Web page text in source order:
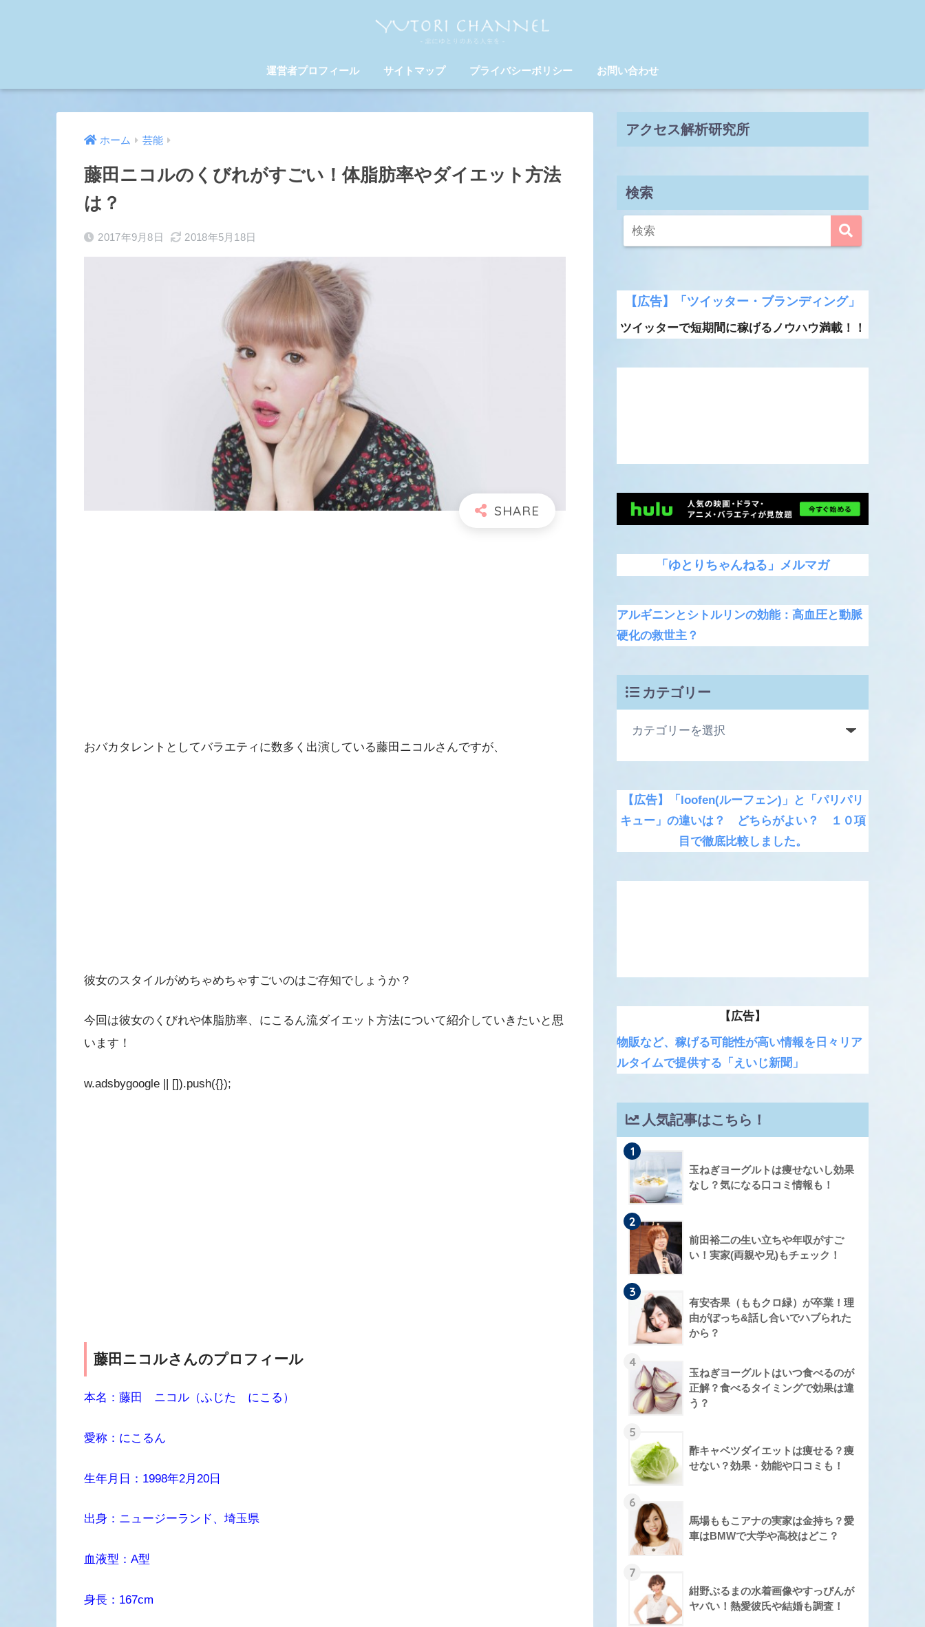
運営者プロフィール サイトマップ プライバシーポリシー お問い合わせ
ホーム 芸能
藤田ニコルのくびれがすごい！体脂肪率やダイエット方法
は？
2017年9月8日 2018年5月18日
おバカタレントとしてバラエティに数多く出演している藤田ニコルさんですが、
彼女のスタイルがめちゃめちゃすごいのはご存知でしょうか？
今回は彼女のくびれや体脂肪率、にこるん流ダイエット方法について紹介していきたいと思
います！
w.adsbygoogle || []).push({});
藤田ニコルさんのプロフィール
本名：藤田 ニコル（ふじた にこる）
愛称：にこるん
生年月日：1998年2月20日
出身：ニュージーランド、埼玉県
血液型：A型
身長：167cm
アクセス解析研究所
検索
【広告】「ツイッター・ブランディング」
ツイッターで短期間に稼げるノウハウ満載！！
「ゆとりちゃんねる」メルマガ
アルギニンとシトルリンの効能：高血圧と動脈
硬化の救世主？
カテゴリー
【広告】「loofen(ルーフェン)」と「パリパリ
キュー」の違いは？ どちらがよい？ １０項
目で徹底比較しました。
【広告】
物販など、稼げる可能性が高い情報を日々リア
ルタイムで提供する「えいじ新聞」
人気記事はこちら！
1
玉ねぎヨーグルトは痩せないし効果
なし？気になる口コミ情報も！
2
前田裕二の生い立ちや年収がすご
い！実家(両親や兄)もチェック！
3
有安杏果（ももクロ緑）が卒業！理
由がぼっち&話し合いでハブられた
から？
4
玉ねぎヨーグルトはいつ食べるのが
正解？食べるタイミングで効果は違
う？
5
酢キャベツダイエットは痩せる？痩
せない？効果・効能や口コミも！
6
馬場ももこアナの実家は金持ち？愛
車はBMWで大学や高校はどこ？
7
紺野ぶるまの水着画像やすっぴんが
ヤバい！熱愛彼氏や結婚も調査！